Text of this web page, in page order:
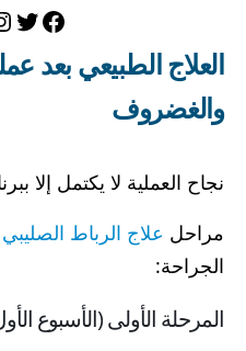
العلاج الطبيعي بعد
والغضروف
نجاح العملية لا يكتمل إلا
مراحل علاج الرباط الصليبي
الجراحة:
المرحلة الأولى (الأسبوع